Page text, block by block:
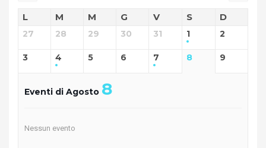
L M M G V S D
27 28 29 30 31 1 2
3 4 5 6 7 8 9
Eventi di Agosto 8
Nessun evento